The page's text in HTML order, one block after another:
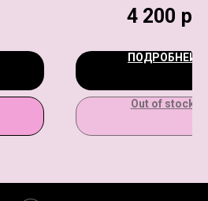
GLOW,
4 200 р.
ПОДРОБНЕЙ
Out of stock